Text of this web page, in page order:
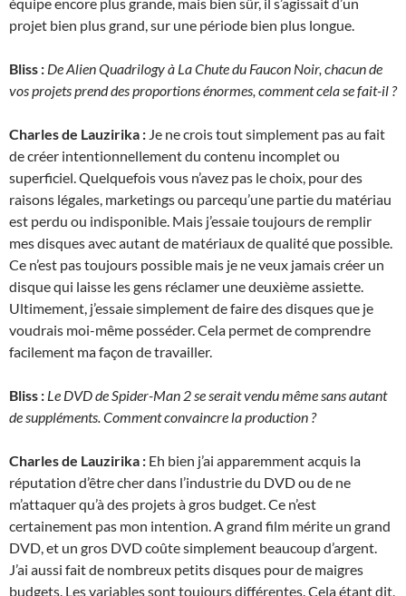
projet bien plus grand, sur une période bien plus longue.
Bliss : De Alien Quadrilogy à La Chute du Faucon Noir, chacun de
vos projets prend des proportions énormes, comment cela se fait-il ?
Charles de Lauzirika : Je ne crois tout simplement pas au fait
de créer intentionnellement du contenu incomplet ou
superficiel. Quelquefois vous n’avez pas le choix, pour des
raisons légales, marketings ou parcequ’une partie du matériau
est perdu ou indisponible. Mais j’essaie toujours de remplir
mes disques avec autant de matériaux de qualité que possible.
Ce n’est pas toujours possible mais je ne veux jamais créer un
disque qui laisse les gens réclamer une deuxième assiette.
Ultimement, j’essaie simplement de faire des disques que je
voudrais moi-même posséder. Cela permet de comprendre
facilement ma façon de travailler.
Bliss : Le DVD de Spider-Man 2 se serait vendu même sans autant
de suppléments. Comment convaincre la production ?
Charles de Lauzirika : Eh bien j’ai apparemment acquis la
réputation d’être cher dans l’industrie du DVD ou de ne
m’attaquer qu’à des projets à gros budget. Ce n’est
certainement pas mon intention. A grand film mérite un grand
DVD, et un gros DVD coûte simplement beaucoup d’argent.
J’ai aussi fait de nombreux petits disques pour de maigres
budgets. Les variables sont toujours différentes. Cela étant dit,